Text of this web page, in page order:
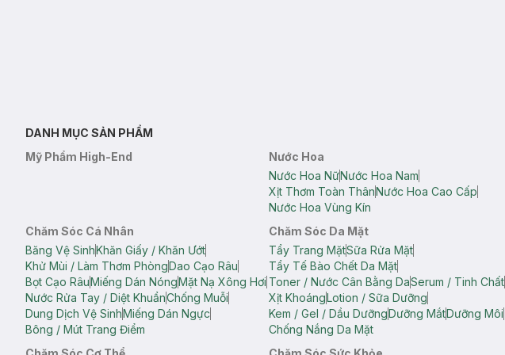
DANH MỤC SẢN PHẨM
Mỹ Phẩm High-End
Nước Hoa
Nước Hoa NữNước Hoa Nam
Xịt Thơm Toàn ThânNước Hoa Cao Cấp
Nước Hoa Vùng Kín
Chăm Sóc Cá Nhân
Băng Vệ SinhKhăn Giấy / Khăn Ướt
Khử Mùi / Làm Thơm PhòngDao Cạo Râu
Bọt Cạo RâuMiếng Dán NóngMặt Nạ Xông Hơi
Nước Rửa Tay / Diệt KhuẩnChống Muỗi
Dung Dịch Vệ SinhMiếng Dán Ngực
Bông / Mút Trang Điểm
Chăm Sóc Da Mặt
Tẩy Trang MặtSữa Rửa Mặt
Tẩy Tế Bào Chết Da Mặt
Toner / Nước Cân Bằng DaSerum / Tinh Chất
Xịt KhoángLotion / Sữa Dưỡng
Kem / Gel / Dầu DưỡngDưỡng MắtDưỡng Môi
Chống Nắng Da Mặt